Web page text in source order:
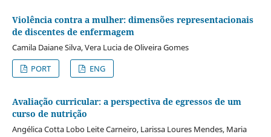
Violência contra a mulher: dimensões representacionais
de discentes de enfermagem
Camila Daiane Silva, Vera Lucia de Oliveira Gomes
PORT
ENG
Avaliação curricular: a perspectiva de egressos de um
curso de nutrição
Angélica Cotta Lobo Leite Carneiro, Larissa Loures Mendes, Maria